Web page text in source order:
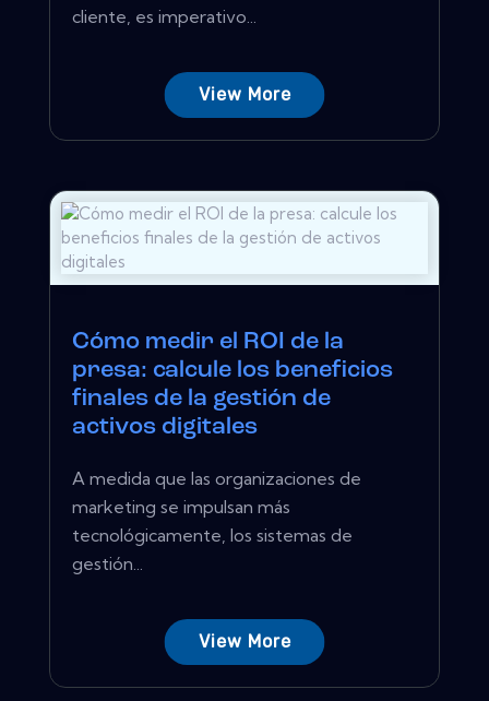
cliente, es imperativo...
View More
Cómo medir el ROI de la
presa: calcule los beneficios
finales de la gestión de
activos digitales
A medida que las organizaciones de
marketing se impulsan más
tecnológicamente, los sistemas de
gestión...
View More